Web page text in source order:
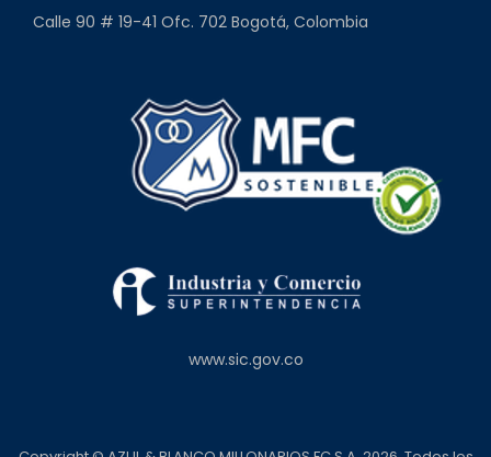
Calle 90 # 19-41 Ofc. 702 Bogotá, Colombia
www.sic.gov.co